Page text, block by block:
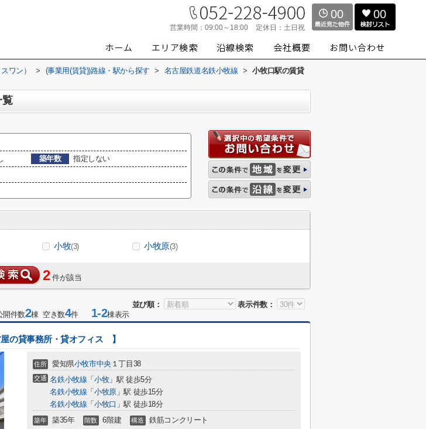
営業時間： 09:00～18:00 定休日： 土日祝
00 00
ワン） > (事業用(賃貸))路線・駅から探す > 名古屋鉄道名鉄小牧線 >
小牧口駅の賃貸
覧
築年数
指定しない
小牧(3) 小牧原(3)
2 件が該当
並び順： 表示件数：
開件数2棟 空き数4件 1-2棟表示
の貸事務所・貸オフィス 】
住所 愛知県小牧市中央１丁目38
交通 名鉄小牧線 「 小牧」駅 徒歩5分
名鉄小牧線 「 小牧原」駅 徒歩15分
名鉄小牧線 「 小牧口 」駅 徒歩18分
築年 築35年 階数 6階建 構造 鉄筋コンクリート